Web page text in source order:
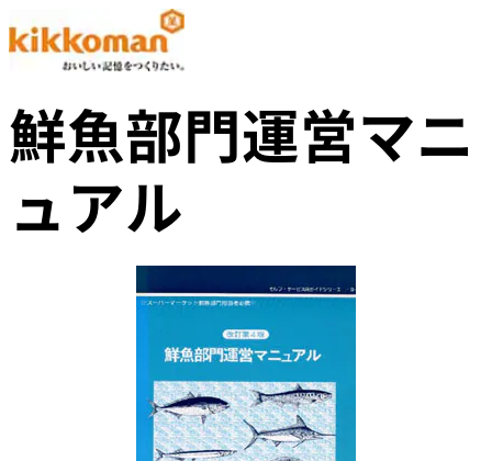
鮮魚部門運営マニ
ュアル